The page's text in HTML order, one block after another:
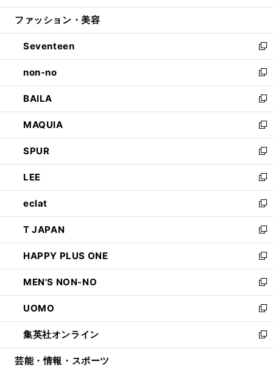
開
ウ
開
く
ン
ウ
で
開
く
ウ
ン
ド
ウ
で
開
く
ファッション・美容
Seventeen
新
し
い
ウ
ィ
ン
ド
ウ
で
開
く
non-no
新
し
い
ウ
ィ
ン
ド
ウ
で
開
く
BAILA
新
し
い
ウ
ィ
ン
ド
ウ
で
開
く
MAQUIA
新
し
い
ウ
ィ
ン
ド
ウ
で
開
く
SPUR
新
し
い
ウ
ィ
ン
ド
ウ
で
開
く
LEE
新
し
い
ウ
ィ
ン
ド
ウ
で
開
く
eclat
新
し
い
ウ
ィ
ン
ド
ウ
で
開
く
T JAPAN
新
し
い
ウ
ィ
ン
ド
ウ
で
開
HAPPY PLUS ONE
新
し
い
ウ
ィ
ン
ド
ウ
MEN'S NON-NO
新
し
い
ウ
ィ
ン
UOMO
新
し
い
ウ
集英社オンライン
新
し
芸能・情報・スポーツ